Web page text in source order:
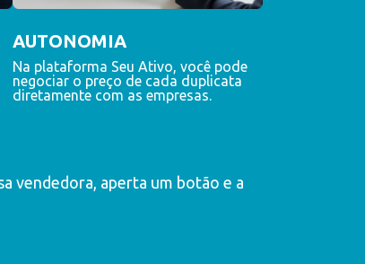
AUTONOMIA
Na plataforma Seu Ativo, você pode
negociar o preço de cada duplicata
diretamente com as empresas.
vendedora, aperta um botão e a